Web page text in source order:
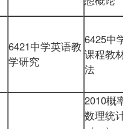
6421中学英语教
学研究
6425中学
课程教材
法
2010概率
数理统计